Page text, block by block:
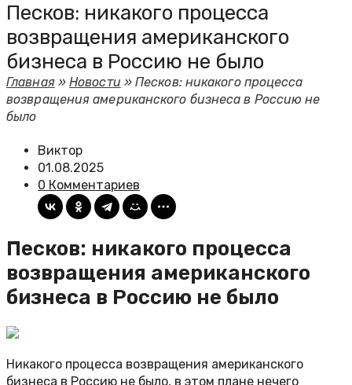
Песков: никакого процесса
возвращения американского
бизнеса в Россию не было
Главная»Новости »Песков: никакого процесса
возвращения американского бизнеса в Россию не
было
Виктор
01.08.2025
0 Комментариев
Песков: никакого процесса
возвращения американского
бизнеса в Россию не было
Никакого процесса возвращения американского
бизнеса в Россию не было, в этом плане нечего